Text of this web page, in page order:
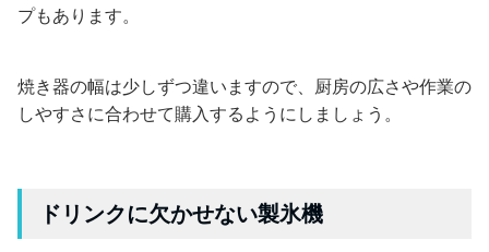
プもあります。
焼き器の幅は少しずつ違いますので、厨房の広さや作業の
しやすさに合わせて購入するようにしましょう。
ドリンクに欠かせない製氷機